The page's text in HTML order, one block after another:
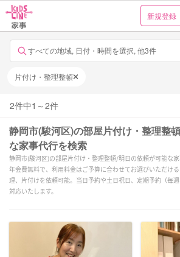
新規登録
すべての地域, 日付・時間を選択, 他3件
片付け・整理整頓
2件中1 ～2件
静岡市(駿河区)の部屋片付け・整理整
な家事代行を検索
静岡市(駿河区)の部屋片付け・整理整頓/明日の依頼が可能な
年会費無料で、利用料金はご予算に合わせてお選びいただけ
理、片付けを依頼可能。当日予約や土日祝日、定期予約（毎
対応いたします。